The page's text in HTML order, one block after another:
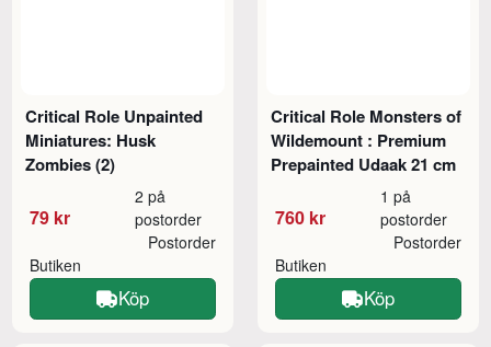
Critical Role Unpainted
Miniatures: Husk
Zombies (2)
79 kr
2 på
postorder
Butiken
Postorder
Köp
Critical Role Monsters of
Wildemount : Premium
Prepainted Udaak 21 cm
760 kr
1 på
postorder
Butiken
Postorder
Köp